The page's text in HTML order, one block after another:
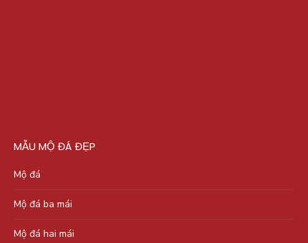
MẪU MỘ ĐÁ ĐẸP
Mộ đá
Mộ đá ba mái
Mộ đá hai mái